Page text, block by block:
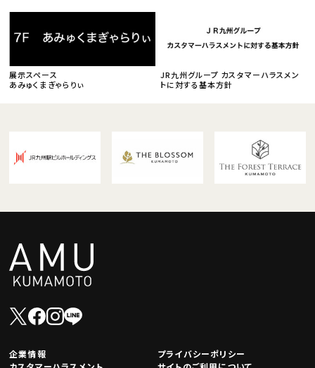
展示スペース
あみゅくまぎゃらりぃ
JR九州グループ カスタマーハラスメン
トに対する基本方針
企業情報
プライバシーポリシー